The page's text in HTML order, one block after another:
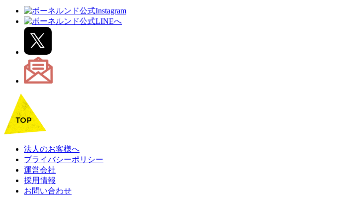
法人のお客様へ
プライバシーポリシー
運営会社
採用情報
お問い合わせ